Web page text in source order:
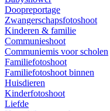
Doopreportage
Zwangerschapsfotoshoot
Kinderen & familie
Communieshoot
Communiemis voor scholen
Familiefotoshoot
Familiefotoshoot binnen
Huisdieren
Kinderfotoshoot
Liefde